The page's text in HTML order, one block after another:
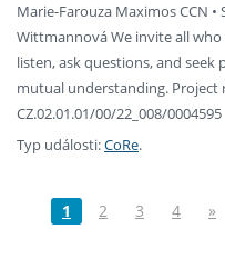
Marie-Farouza Maximos CCN •
Wittmannová We invite all who
listen, ask questions, and seek
mutual understanding. Project
CZ.02.01.01/00/22_008/0004595
Typ události:CoRe.
1 2 3 4 »